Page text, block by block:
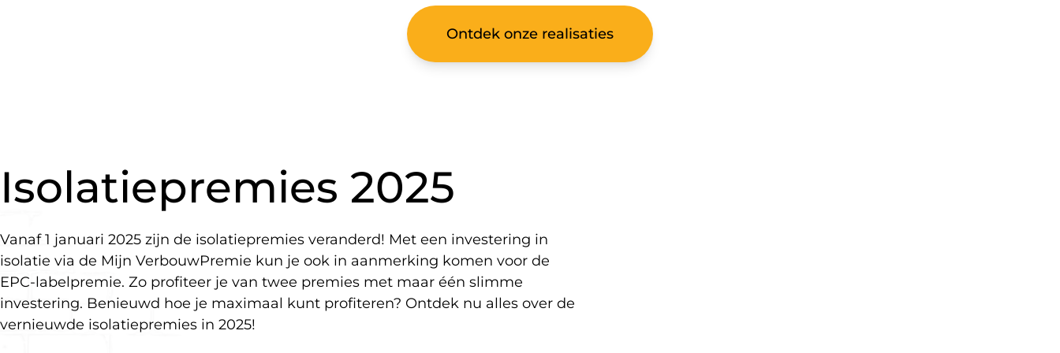
Ontdek onze realisaties
Isolatiepremies 2025
Vanaf 1 januari 2025 zijn de isolatiepremies veranderd! Met een investering in
isolatie via de Mijn VerbouwPremie kun je ook in aanmerking komen voor de
EPC-labelpremie. Zo profiteer je van twee premies met maar één slimme
investering. Benieuwd hoe je maximaal kunt profiteren? Ontdek nu alles over de
vernieuwde isolatiepremies in 2025!